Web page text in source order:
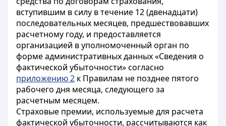
вступившим в силу в течение 12 (двенадцати)
последовательных месяцев, предшествовавших
расчетному году, и предоставляется
организацией в уполномоченный орган по
форме административных данных «Сведения о
фактической убыточности» согласно
приложению 2 к Правилам не позднее пятого
рабочего дня месяца, следующего за
расчетным месяцем.
Страховые премии, используемые для расчета
фактической убыточности, рассчитываются как